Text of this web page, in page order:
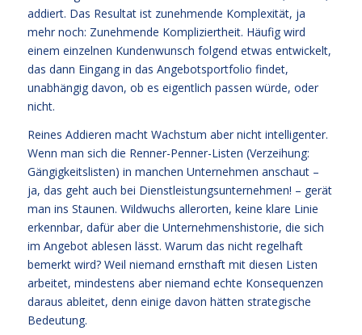
addiert. Das Resultat ist zunehmende Komplexität, ja
mehr noch: Zunehmende Kompliziertheit. Häufig wird
einem einzelnen Kundenwunsch folgend etwas entwickelt,
das dann Eingang in das Angebotsportfolio findet,
unabhängig davon, ob es eigentlich passen würde, oder
nicht.
Reines Addieren macht Wachstum aber nicht intelligenter.
Wenn man sich die Renner-Penner-Listen (Verzeihung:
Gängigkeitslisten) in manchen Unternehmen anschaut –
ja, das geht auch bei Dienstleistungsunternehmen! – gerät
man ins Staunen. Wildwuchs allerorten, keine klare Linie
erkennbar, dafür aber die Unternehmenshistorie, die sich
im Angebot ablesen lässt. Warum das nicht regelhaft
bemerkt wird? Weil niemand ernsthaft mit diesen Listen
arbeitet, mindestens aber niemand echte Konsequenzen
daraus ableitet, denn einige davon hätten strategische
Bedeutung.